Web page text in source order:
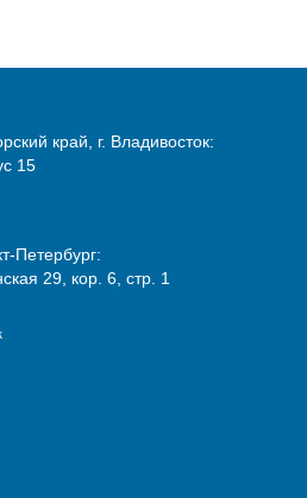
край, г. Владивосток:
15
Петербург:
29, кор. 6, стр. 1